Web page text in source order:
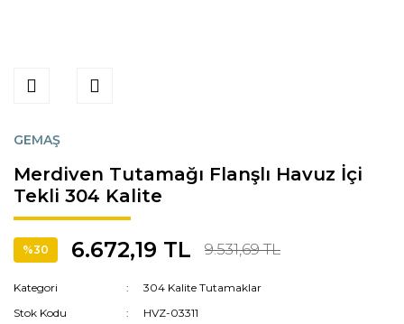
GEMAŞ
Merdiven Tutamağı Flanşlı Havuz İçi
Tekli 304 Kalite
%30 6.672,19 TL 9.531,69 TL
Kategori
304 Kalite Tutamaklar
Stok Kodu
HVZ-03311